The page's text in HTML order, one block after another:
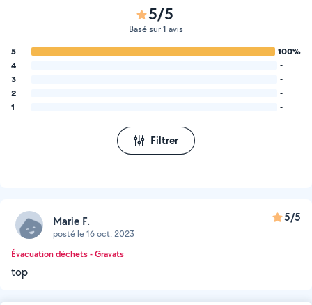
5/5
Basé sur 1 avis
5
100%
4
-
3
-
2
-
1
-
Filtrer
Marie F.
posté le 16 oct. 2023
5/5
Évacuation déchets - Gravats
top